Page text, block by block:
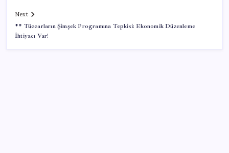
Next
** Tüccarların Şimşek Programına Tepkisi: Ekonomik Düzenleme
İhtiyacı Var!